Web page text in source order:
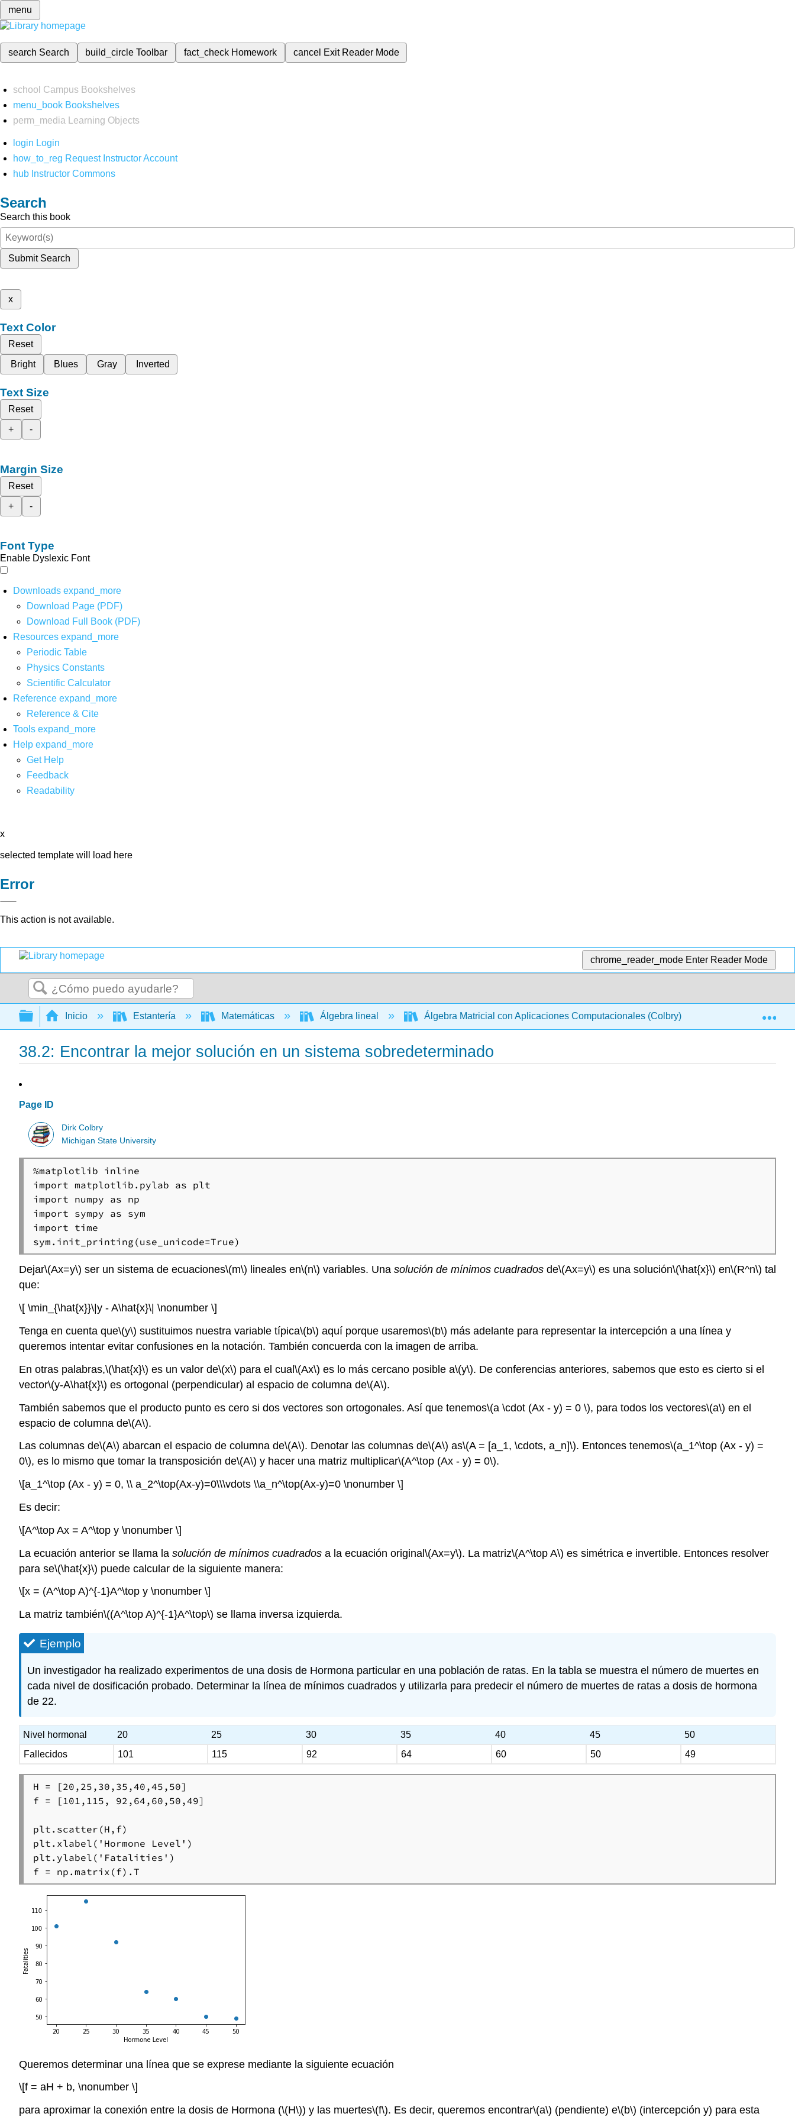
menu
search Search build_circleToolbar fact_check Homework cancel Exit Reader Mode
school Campus Bookshelves
menu_book Bookshelves
perm_media
Learning Objects
login Login
how_to_reg Request Instructor Account
hub Instructor Commons
Search
Search this book
Submit Search
x
Text Color
Reset
Bright
Blues Gray Inverted
Text Size
Reset
+
-
Margin Size
Reset
+
-
Font Type
Enable Dyslexic Font
Downloads expand_more
Download Page (PDF)
Download Full Book (PDF)
Resources expand_more
Periodic Table
Physics Constants
Scientific Calculator
Reference expand_more
Reference & Cite
Tools expand_more
Help expand_more
Get Help
Feedback
Readability
x
selected template will load here
Error
This action is not available.
chrome_reader_mode Enter Reader Mode
Buscar
Expandir/contraer jerarquía global
Inicio Estantería Matemáticas Álgebra lineal Álgebra Matricial con Aplicaciones Computacionales (Colbry) 38:19
38.2: Encontrar la mejor solución en un sistema sobredeterminado
Page ID
Dirk Colbry
Michigan State University
%matplotlib inline
import matplotlib.pylab as plt
import numpy as np
import sympy as sym
import time
sym.init_printing(use_unicode=True)
Dejar\(Ax=y\) ser un sistema de ecuaciones\(m\) lineales en\(n\) variables. Una solución de mínimos cuadrados de\(Ax=y\) es una solución\(\hat{x}\) en\(R^n\) tal
que:
\[ \min_{\hat{x}}\|y - A\hat{x}\| \nonumber \]
Tenga en cuenta que\(y\) sustituimos nuestra variable típica\(b\) aquí porque usaremos\(b\) más adelante para representar la intercepción a una línea y
queremos intentar evitar confusiones en la notación. También concuerda con la imagen de arriba.
En otras palabras,\(\hat{x}\) es un valor de\(x\) para el cual\(Ax\) es lo más cercano posible a\(y\). De conferencias anteriores, sabemos que esto es cierto si el
vector\(y-A\hat{x}\) es ortogonal (perpendicular) al espacio de columna de\(A\).
También sabemos que el producto punto es cero si dos vectores son ortogonales. Así que tenemos\(a \cdot (Ax - y) = 0 \), para todos los vectores\(a\) en el
espacio de columna de\(A\).
Las columnas de\(A\) abarcan el espacio de columna de\(A\). Denotar las columnas de\(A\) as\(A = [a_1, \cdots, a_n]\). Entonces tenemos\(a_1^\top (Ax - y) =
0\), es lo mismo que tomar la transposición de\(A\) y hacer una matriz multiplicar\(A^\top (Ax - y) = 0\).
\[a_1^\top (Ax - y) = 0, \\ a_2^\top(Ax-y)=0\\\vdots \\a_n^\top(Ax-y)=0 \nonumber \]
Es decir:
\[A^\top Ax = A^\top y \nonumber \]
La ecuación anterior se llama la solución de mínimos cuadrados a la ecuación original\(Ax=y\). La matriz\(A^\top A\) es simétrica e invertible. Entonces resolver
para se\(\hat{x}\) puede calcular de la siguiente manera:
\[x = (A^\top A)^{-1}A^\top y \nonumber \]
La matriz también\((A^\top A)^{-1}A^\top\) se llama inversa izquierda.
Ejemplo
Un investigador ha realizado experimentos de una dosis de Hormona particular en una población de ratas. En la tabla se muestra el número de muertes en
cada nivel de dosificación probado. Determinar la línea de mínimos cuadrados y utilizarla para predecir el número de muertes de ratas a dosis de hormona
de 22.
Nivel hormonal 20 25 30 35 40 45
50
Fallecidos
101 115 92 64 60 50 49
H = [20,25,30,35,40,45,50]
f = [101,115, 92,64,60,50,49]
plt.scatter(H,f)
plt.xlabel('Hormone Level')
plt.ylabel('Fatalities')
f = np.matrix(f).T
Queremos determinar una línea que se exprese mediante la siguiente ecuación
\[f = aH + b, \nonumber \]
para aproximar la conexión entre la dosis de Hormona (\(H\)) y las muertes\(f\). Es decir, queremos encontrar\(a\) (pendiente) e\(b\) (intercepción y) para esta